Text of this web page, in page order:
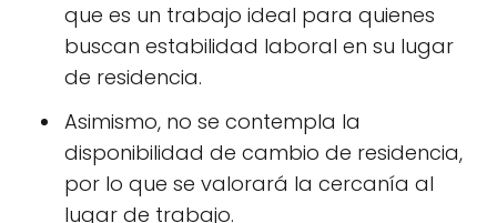
que es un trabajo ideal para quienes
buscan estabilidad laboral en su lugar
de residencia.
Asimismo, no se contempla la
disponibilidad de cambio de residencia,
por lo que se valorará la cercanía al
lugar de trabajo.